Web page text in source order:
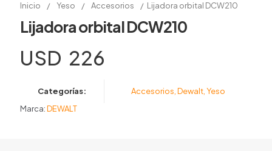
Inicio / Yeso / Accesorios / Lijadora orbital DCW210
Lijadora orbital DCW210
USD 226
Categorías: Accesorios Dewalt Yeso
Marca:DEWALT